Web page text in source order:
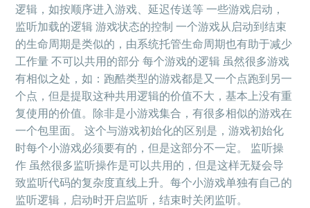
逻辑，如按顺序进入游戏、延迟传送等 一些游戏启动，
监听加载的逻辑 游戏状态的控制 一个游戏从启动到结束
的生命周期是类似的，由系统托管生命周期也有助于减少
工作量 不可以共用的部分 每个游戏的逻辑 虽然很多游戏
有相似之处，如：跑酷类型的游戏都是又一个点跑到另一
个点，但是提取这种共用逻辑的价值不大，基本上没有重
复使用的价值。除非是小游戏集合，有很多相似的游戏在
一个包里面。 这个与游戏初始化的区别是，游戏初始化
时每个小游戏必须要有的，但是这部分不一定。 监听操
作 虽然很多监听操作是可以共用的，但是这样无疑会导
致监听代码的复杂度直线上升。每个小游戏单独有自己的
监听逻辑，启动时开启监听，结束时关闭监听。